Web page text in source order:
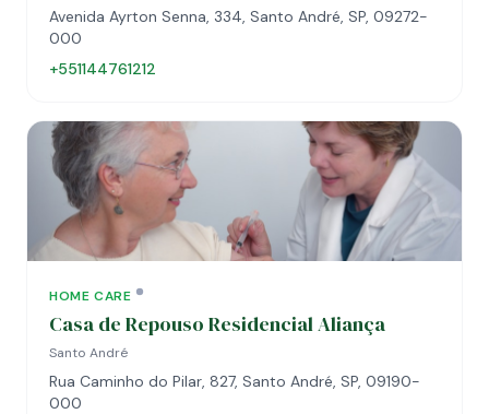
Avenida Ayrton Senna, 334, Santo André, SP, 09272-
000
+551144761212
HOME CARE
Casa de Repouso Residencial Aliança
Santo André
Rua Caminho do Pilar, 827, Santo André, SP, 09190-
000